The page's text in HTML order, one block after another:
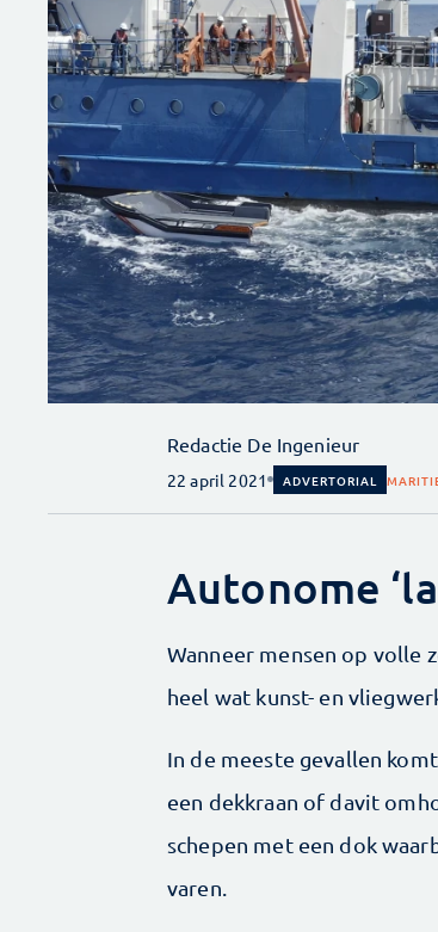
Redactie De Ingenieur
22 april 2021 ADVERTORIAL
Autonome
Wanneer mensen op volle
heel wat kunst- en
In de meeste gevallen
een dekkraan of davit
schepen met een dok
varen.